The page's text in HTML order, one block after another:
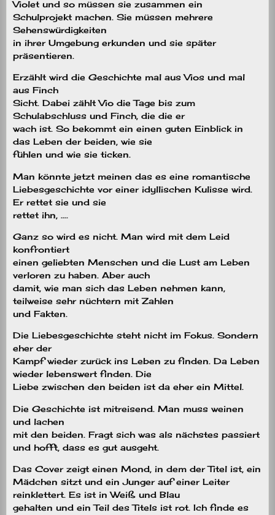
Violet und so müssen sie zusammen ein
Schulprojekt machen. Sie müssen mehrere
Sehenswürdigkeiten
in ihrer Umgebung erkunden und sie später
präsentieren.
Erzählt wird die Geschichte mal aus Vios und mal
aus Finch
Sicht. Dabei zählt Vio die Tage bis zum
Schulabschluss und Finch, die die er
wach ist. So bekommt ein einen guten Einblick in
das Leben der beiden, wie sie
fühlen und wie sie ticken.
Man könnte jetzt meinen das es eine romantische
Liebesgeschichte vor einer idyllischen Kulisse wird.
Er rettet sie und sie
rettet ihn, ….
Ganz so wird es nicht. Man wird mit dem Leid
konfrontiert
einen geliebten Menschen und die Lust am Leben
verloren zu haben. Aber auch
damit, wie man sich das Leben nehmen kann,
teilweise sehr nüchtern mit Zahlen
und Fakten.
Die Liebesgeschichte steht nicht im Fokus. Sondern
eher der
Kampf wieder zurück ins Leben zu finden. Da Leben
wieder lebenswert finden. Die
Liebe zwischen den beiden ist da eher ein Mittel.
Die Geschichte ist mitreisend. Man muss weinen
und lachen
mit den beiden. Fragt sich was als nächstes passiert
und hofft, dass es gut ausgeht.
Das Cover zeigt einen Mond, in dem der Titel ist, ein
Mädchen sitzt und ein Junger auf einer Leiter
reinklettert. Es ist in Weiß und Blau
gehalten und ein Teil des Titels ist rot. Ich finde es